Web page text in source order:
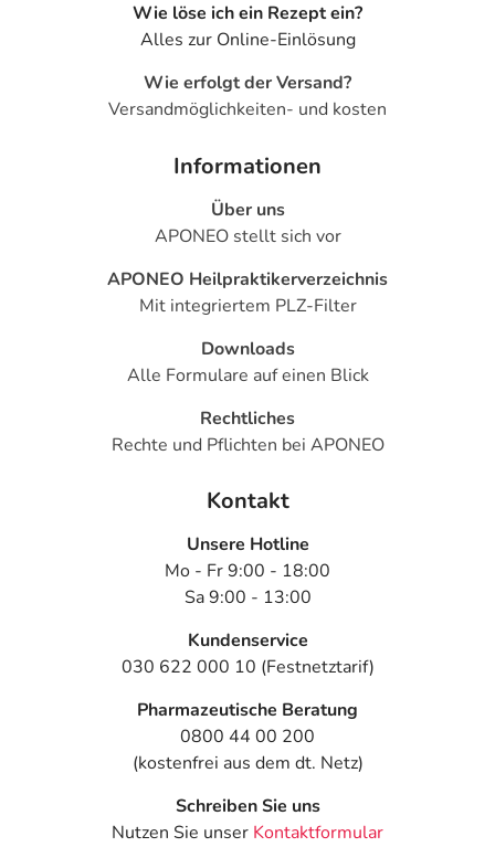
Wie löse ich ein Rezept ein?
Alles zur Online-Einlösung
Wie erfolgt der Versand?
Versandmöglichkeiten- und kosten
Informationen
Über uns
APONEO stellt sich vor
APONEO Heilpraktikerverzeichnis
Mit integriertem PLZ-Filter
Downloads
Alle Formulare auf einen Blick
Rechtliches
Rechte und Pflichten bei APONEO
Kontakt
Unsere Hotline
Mo - Fr 9:00 - 18:00
Sa 9:00 - 13:00
Kundenservice
030 622 000 10 (Festnetztarif)
Pharmazeutische Beratung
0800 44 00 200
(kostenfrei aus dem dt. Netz)
Schreiben Sie uns
Nutzen Sie unser Kontaktformular